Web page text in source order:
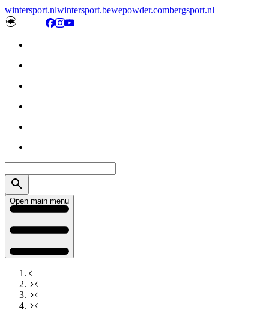
wintersport.nlwintersport.bewepowder.combergsport.nl
Open main menu